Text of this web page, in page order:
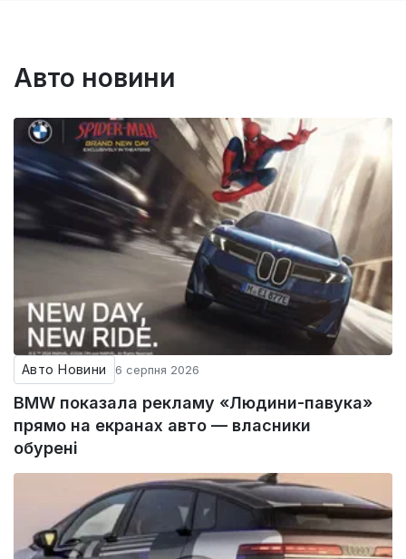
Авто новини
Авто Новини 6 серпня 2026
BMW показала рекламу «Людини-павука»
прямо на екранах авто — власники
обурені